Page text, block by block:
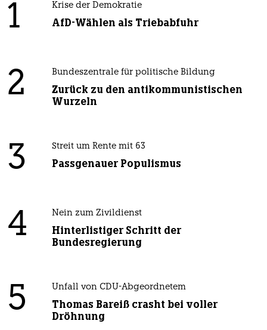
1 Krise der Demokratie
AfD-Wählen als Triebabfuhr
2 Bundeszentrale für politische Bildung
Zurück zu den antikommunistischen
Wurzeln
3 Streit um Rente mit 63
Passgenauer Populismus
4 Nein zum Zivildienst
Hinterlistiger Schritt der
Bundesregierung
5 Unfall von CDU-Abgeordnetem
Thomas Bareiß crasht bei voller
Dröhnung